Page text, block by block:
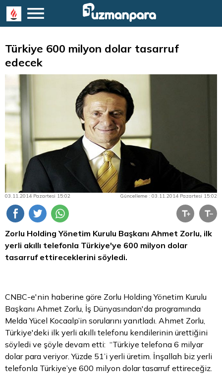
Türkiye 600 milyon dolar tasarruf
edecek
03.11.2014 Pazartesi 15:02 Güncelleme : 03.11.2014 Pazartesi 15:02
Zorlu Holding Yönetim Kurulu Başkanı Ahmet Zorlu, ilk
yerli akıllı telefonla Türkiye'ye 600 milyon dolar
tasarruf ettireceklerini söyledi.
CNBC-e'nin haberine göre Zorlu Holding Yönetim Kurulu
Başkanı Ahmet Zorlu, İş Dünyasından'da programında
Melda Yücel Kocaalp’in sorularını yanıtladı. Ahmet Zorlu,
Türkiye'deki ilk yerli akıllı telefonu kendilerinin ürettiğini
söyledi ve şöyle devam etti: “Türkiye telefona 6 milyar
dolar para veriyor. Yüzde 51’i yerli üretim. İnşallah biz yerli
telefonla Türkiye’ye 600 milyon dolar tasarruf ettireceğiz.